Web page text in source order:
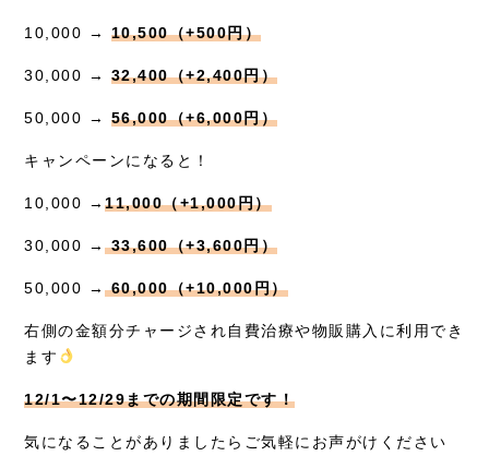
10,000 → 10,500（+500円）
30,000 → 32,400（+2,400円）
50,000 → 56,000（+6,000円）
キャンペーンになると！
10,000 →11,000（+1,000円）
30,000 →33,600（+3,600円）
50,000 →60,000（+10,000円）
右側の金額分チャージされ自費治療や物販購入に利用でき
ます
12/1〜12/29までの期間限定です！
気になることがありましたらご気軽にお声がけください